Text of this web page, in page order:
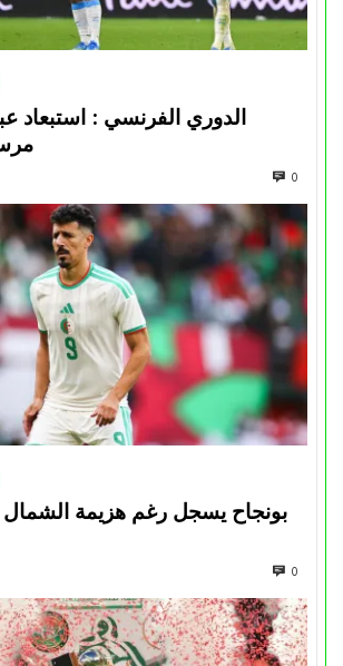
الدوري الفرنسي : استبعاد
0
بونجاح يسجل رغم هزيمة
0